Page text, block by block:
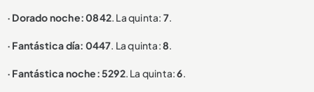
· Dorado noche: 0842 . La quinta: 7.
· Fantástica día: 0447 . La quinta:8
· Fantástica noche: 5292. La quinta:6